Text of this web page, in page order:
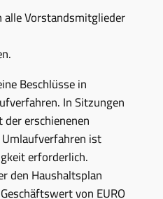
alle Vorstandsmitglieder
Beschlüsse in
In Sitzungen
erschienenen
ist
erforderlich.
den Haushaltsplan
von EURO